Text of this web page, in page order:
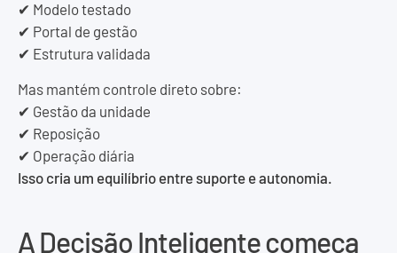
✔ Modelo testado
✔ Portal de gestão
✔ Estrutura validada
Mas mantém controle direto sobre:
✔ Gestão da unidade
✔ Reposição
✔ Operação diária
Isso cria um equilíbrio entre suporte e autonomia.
A Decisão Inteligente começa